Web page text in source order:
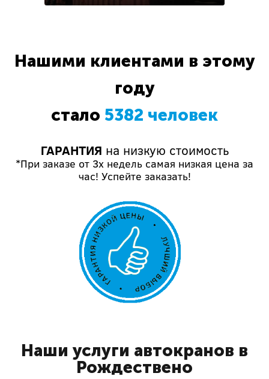
Нашими клиентами в этому
году
стало 5382 человек
ГАРАНТИЯ на низкую стоимость
*При заказе от 3х недель самая низкая цена за
час! Успейте заказать!
Наши услуги автокранов в
Рождествено